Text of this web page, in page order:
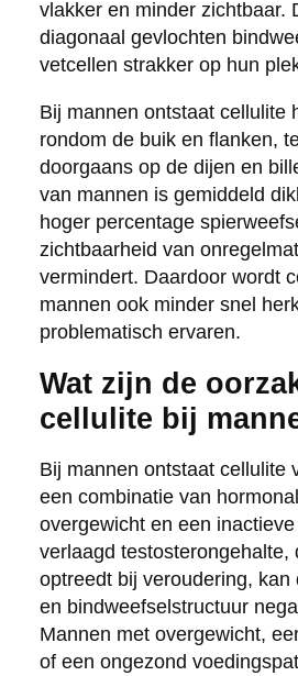
vlakker en minder zichtbaar.
diagonaal gevlochten
vetcellen strakker op hun
Bij mannen ontstaat cellulite
rondom de buik en flanken,
doorgaans op de dijen en
van mannen is gemiddeld
hoger percentage
zichtbaarheid van
vermindert. Daardoor wordt
mannen ook minder snel
problematisch ervaren.
Wat zijn de
cellulite bij
Bij mannen ontstaat cellulite
een combinatie van
overgewicht en een
verlaagd testosterongehalte,
optreedt bij veroudering, kan
en bindweefselstructuur
Mannen met overgewicht,
of een ongezond